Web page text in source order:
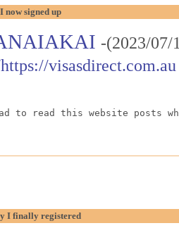
now signed up
-(2023/
visasdirect.com.au
to read this website posts
I finally registered